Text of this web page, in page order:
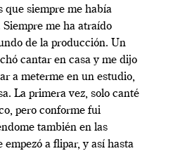
que siempre me había
Siempre me ha atraído
de la producción. Un
cantar en casa y me dijo
a meterme en un estudio,
La primera vez, solo canté
pero conforme fui
también en las
empezó a flipar, y así hasta